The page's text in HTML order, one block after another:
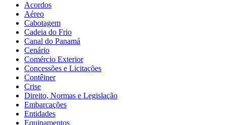
Acordos
Aéreo
Cabotagem
Cadeia do Frio
Canal do Panamá
Cenário
Comércio Exterior
Concessões e Licitações
Contêiner
Crise
Direito, Normas e Legislação
Embarcações
Entidades
Equipamentos